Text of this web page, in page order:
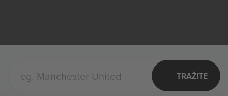
TRAŽITE